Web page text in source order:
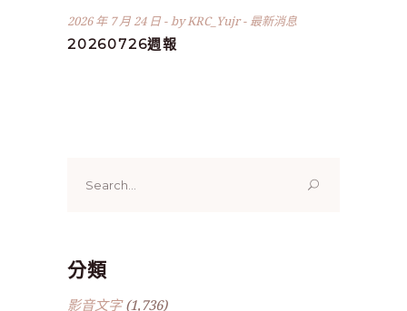
2026 年 7 月 24 日 byKRC_Yujr 最新消息
20260726週報
for:
分類
影音文字(1,736)